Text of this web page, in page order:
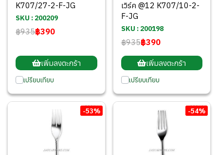
K707/27-2-F-JG
SKU : 200209
฿935฿390
เพิ่มลงตะกร้า
เปรียบเทียบ
เวิร์ค @12 K707/10-2-
F-JG
SKU : 200198
฿935฿390
เพิ่มลงตะกร้า
เปรียบเทียบ
-53% -54%